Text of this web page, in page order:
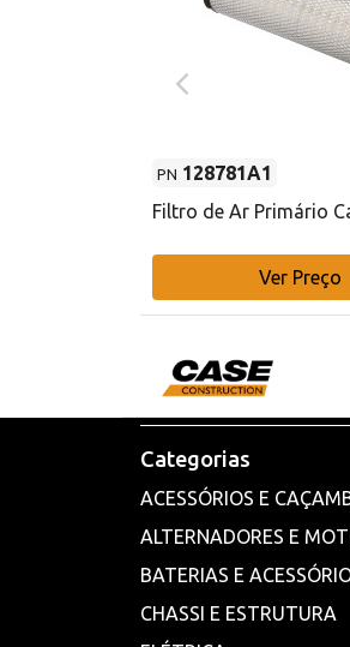
PN 128781A1
Filtro de Ar Primário
Ver Preço
Categorias
ACESSÓRIOS E
ALTERNADORES E
BATERIAS E
CHASSI E ESTRUTURA